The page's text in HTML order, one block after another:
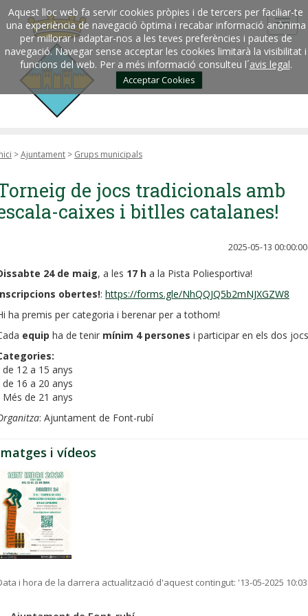
Aquest lloc web fa servir cookies pròpies i de tercers per faciliar-te
una experiència de navegació òptima i recabar informació anònima
per millorar i adaptar-nos a les teves preferències i pautes de
navegació. Navegar sense acceptar les cookies limitarà la visibilitat i
funcions del web. Per a més informació consulteu l´avis legal.
Acceptar Cookies
>Ajuntament > Grups municipals
de jocs tradicionals amb
caixes i bitlles catalanes!
2025-05-13 00:00:00
24 de maig, a les 17 h a la Pista Poliesportiva!
obertes!: https://forms.gle/NhQQJQ5b2mNJXGZW8
ha premis per categoria i berenar per a tothom!
equip ha de tenir mínim 4 persones i participar en els dos
de 12 a 15 anys
de 16 a 20 anys
Més de 21 anys
: Ajuntament de Font-rubí
i vídeos
i hora de la darrera actualització d'aquest contingut: '13-05-2025 10:03